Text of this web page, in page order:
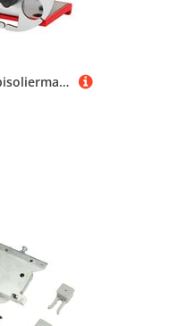
Ugreat - Manuelle Abisoliermaschine, manuelle Abisolierzange, Kupferabisolierer, tragbare Abisolierzange mit einstellbarer Tiefe und 10 Klingen